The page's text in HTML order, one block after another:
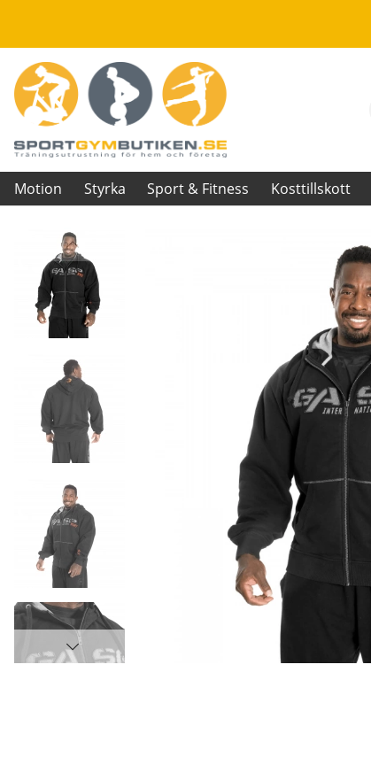
Motion Styrka Sport & Fitness Kosttillskott
Produktbilder 1,2 LBS Hoodie, black